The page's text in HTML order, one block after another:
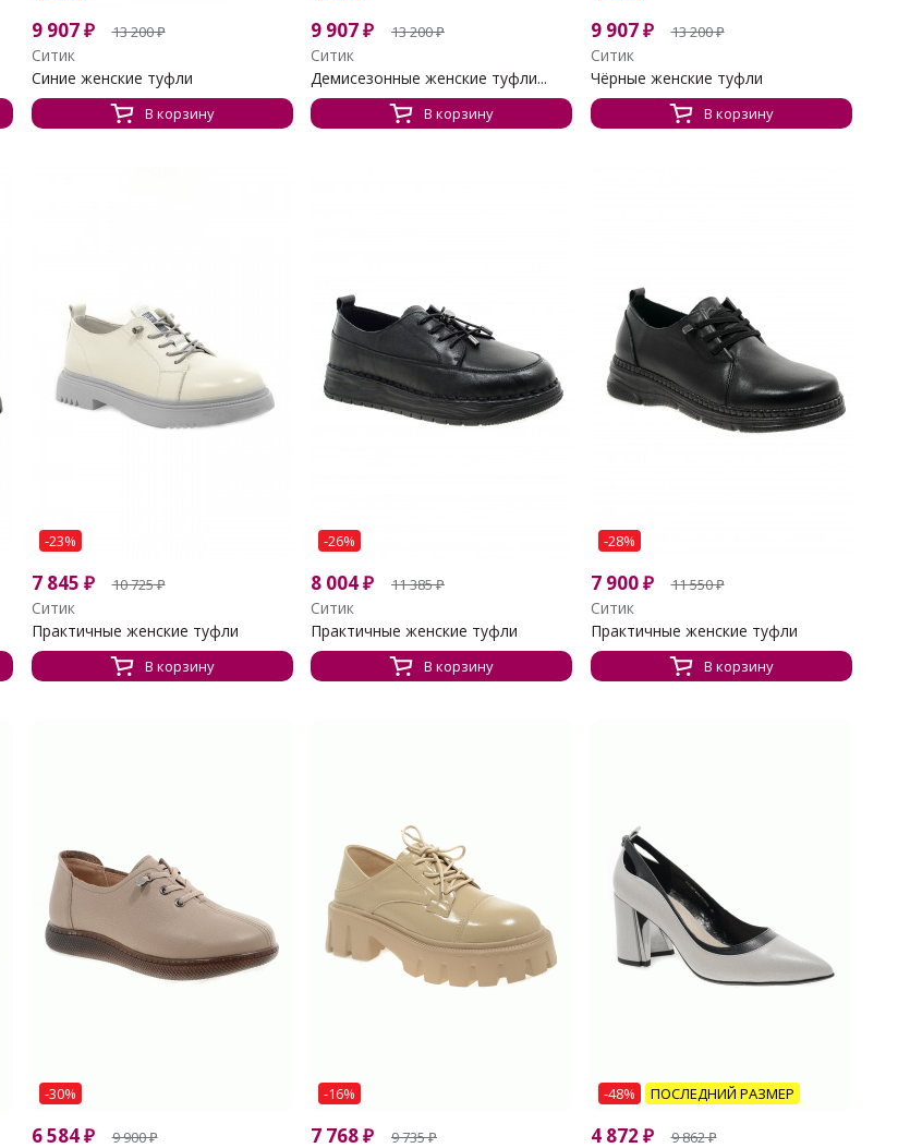
9 907₽ 13 200₽
Ситик
Синие женские туфли
В корзину
9 907₽ 13 200₽
Ситик
Демисезонные женские туфли...
В корзину
9 907₽ 13 200₽
Ситик
Чёрные женские туфли
В корзину
-23%
7 845 ₽ 10 725₽
Ситик
Практичные женские туфли
В корзину
-26%
8 004₽ 11 385₽
Ситик
Практичные женские туфли
В корзину
-28%
7 900₽ 11 550₽
Ситик
Практичные женские туфли
В корзину
-30%
6 584₽ 9 900₽
-16%
7 768₽ 9 735₽
-48% ПОСЛЕДНИЙ РАЗМЕР
4 872 ₽ 9 862₽